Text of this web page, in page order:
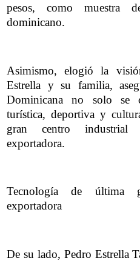
pesos, como muestra
dominicano.
Asimismo, elogió la
Estrella y su familia,
Dominicana no solo se
turística, deportiva y
gran centro industrial
exportadora.
Tecnología de última
exportadora
De su lado, Pedro Estrella